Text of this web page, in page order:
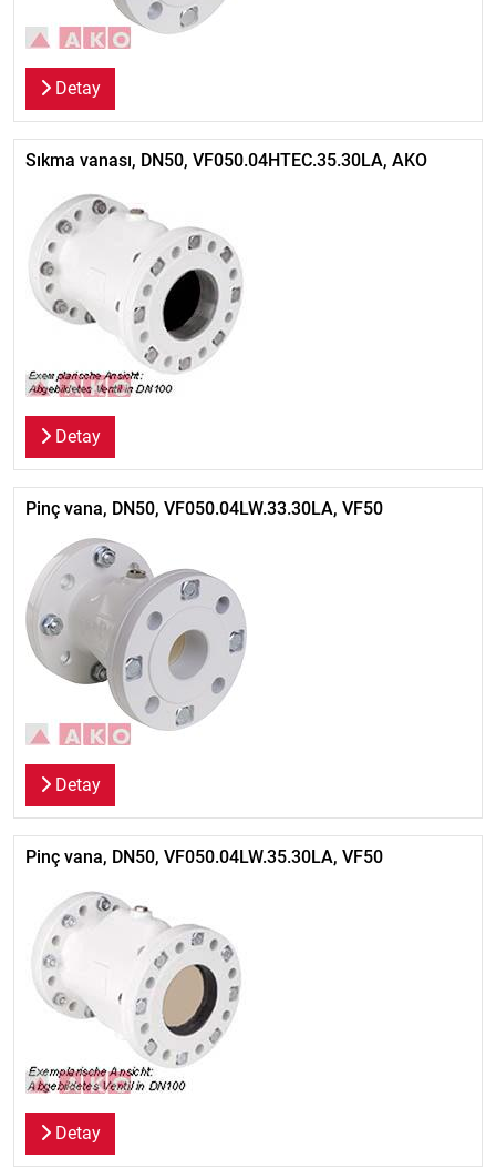
Detay
Sıkma vanası, DN50, VF050.04HTEC.35.30LA, AKO
Detay
Pinç vana, DN50, VF050.04LW.33.30LA, VF50
Detay
Pinç vana, DN50, VF050.04LW.35.30LA, VF50
Detay